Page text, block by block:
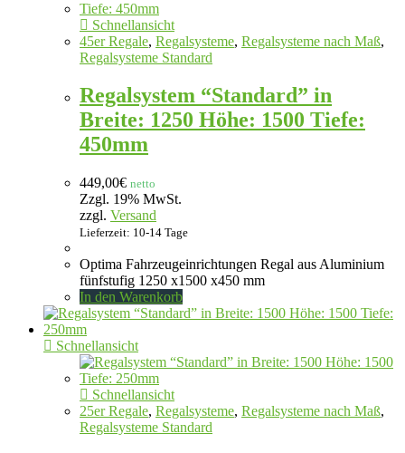
Schnellansicht
45er Regale, Regalsysteme, Regalsysteme nach Maß,
Regalsysteme Standard
Regalsystem “Standard” in
Breite: 1250 Höhe: 1500 Tiefe:
450mm
449,00€ netto
Zzgl. 19% MwSt.
zzgl. Versand
Lieferzeit: 10-14 Tage
Optima Fahrzeugeinrichtungen Regal aus Aluminium
fünfstufig 1250 x1500 x450 mm
In den Warenkorb
Schnellansicht
Schnellansicht
25er Regale, Regalsysteme, Regalsysteme nach Maß,
Regalsysteme Standard